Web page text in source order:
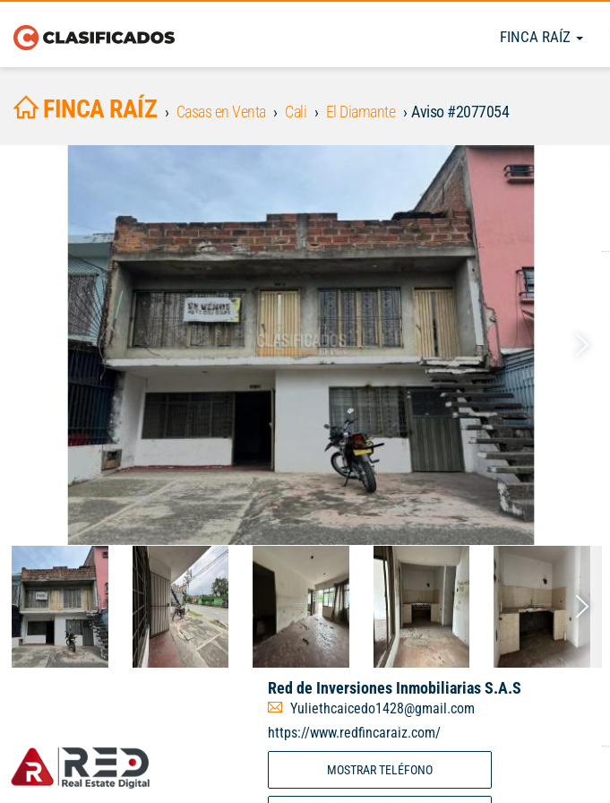
FINCA RAÍZ
FINCA RAÍZ Casas en Venta Cali El Diamante Aviso #2077054
Red de Inversiones Inmobiliarias S.A.S
Yuliethcaicedo1428@gmail.com
https://www.redfincaraiz.com/
MOSTRAR TELÉFONO